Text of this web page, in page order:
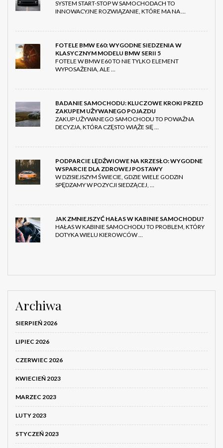
SYSTEM START-STOP W SAMOCHODACH TO
INNOWACYJNE ROZWIĄZANIE, KTÓRE MA NA …
FOTELE BMW E60: WYGODNE SIEDZENIA W
KLASYCZNYM MODELU BMW SERII 5
FOTELE W BMW E60 TO NIE TYLKO ELEMENT
WYPOSAŻENIA, ALE …
BADANIE SAMOCHODU: KLUCZOWE KROKI PRZED
ZAKUPEM UŻYWANEGO POJAZDU
ZAKUP UŻYWANEGO SAMOCHODU TO POWAŻNA
DECYZJA, KTÓRA CZĘSTO WIĄŻE SIĘ …
PODPARCIE LĘDŹWIOWE NA KRZESŁO: WYGODNE
WSPARCIE DLA ZDROWEJ POSTAWY
W DZISIEJSZYM ŚWIECIE, GDZIE WIELE GODZIN
SPĘDZAMY W POZYCJI SIEDZĄCEJ, …
JAK ZMNIEJSZYĆ HAŁAS W KABINIE SAMOCHODU?
HAŁAS W KABINIE SAMOCHODU TO PROBLEM, KTÓRY
DOTYKA WIELU KIEROWCÓW …
Archiwa
SIERPIEŃ 2026
LIPIEC 2026
CZERWIEC 2026
KWIECIEŃ 2023
MARZEC 2023
LUTY 2023
STYCZEŃ 2023